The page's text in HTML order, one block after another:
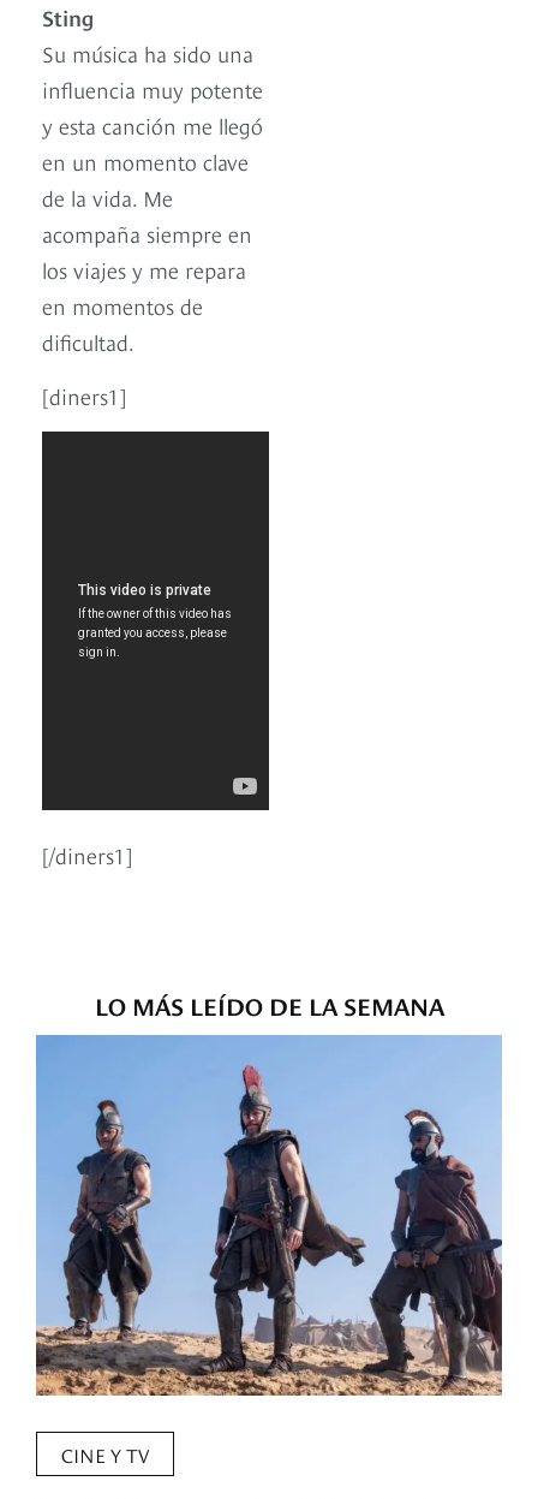
Sting
Su música ha sido una
influencia muy potente
y esta canción me llegó
en un momento clave
de la vida. Me
acompaña siempre en
los viajes y me repara
en momentos de
dificultad.
[diners1]
[/diners1]
LO MÁS LEÍDO DE LA SEMANA
CINE Y TV